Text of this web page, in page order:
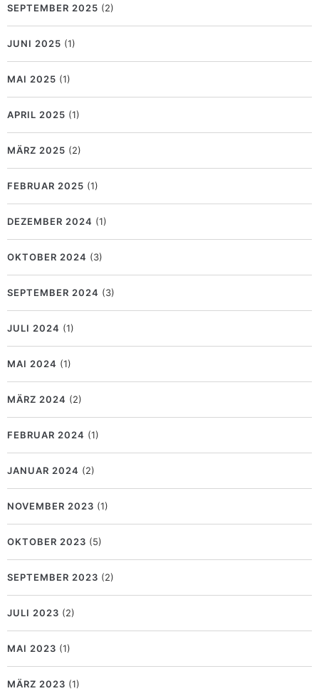
SEPTEMBER 2025 (2)
JUNI 2025 (1)
MAI 2025 (1)
APRIL 2025 (1)
MÄRZ 2025 (2)
FEBRUAR 2025 (1)
DEZEMBER 2024 (1)
OKTOBER 2024 (3)
SEPTEMBER 2024 (3)
JULI 2024 (1)
MAI 2024 (1)
MÄRZ 2024 (2)
FEBRUAR 2024 (1)
JANUAR 2024 (2)
NOVEMBER 2023 (1)
OKTOBER 2023 (5)
SEPTEMBER 2023 (2)
JULI 2023 (2)
MAI 2023 (1)
MÄRZ 2023 (1)